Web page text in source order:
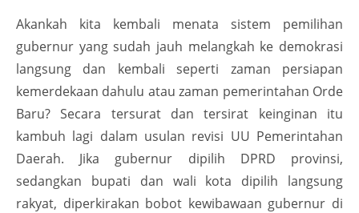
Akankah kita kembali menata sistem pemilihan
gubernur yang sudah jauh melangkah ke demokrasi
langsung dan kembali seperti zaman persiapan
kemerdekaan dahulu atau zaman pemerintahan Orde
Baru? Secara tersurat dan tersirat keinginan itu
kambuh lagi dalam usulan revisi UU Pemerintahan
Daerah. Jika gubernur dipilih DPRD provinsi,
sedangkan bupati dan wali kota dipilih langsung
rakyat, diperkirakan bobot kewibawaan gubernur di